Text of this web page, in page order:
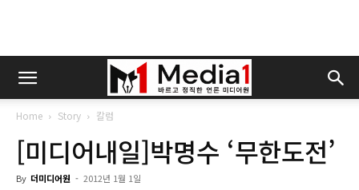
Home Story 칼럼
[미디어내일]박명수 ‘무한도전’
By 더미디어원 - 2012년 1월 1일